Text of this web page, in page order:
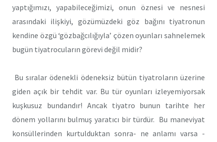
yaptığımızı, yapabileceğimizi, onun öznesi ve nesnesi
arasındaki ilişkiyi, gözümüzdeki göz bağını tiyatronun
kendine özgü ‘gözbağcılığıyla’ çözen oyunları sahnelemek
bugün tiyatrocuların görevi değil midir?
Bu sıralar ödenekli ödeneksiz bütün tiyatroların üzerine
giden açık bir tehdit var. Bu tür oyunları izleyemiyorsak
kuşkusuz bundandır! Ancak tiyatro bunun tarihte her
dönem yollarını bulmuş yaratıcı bir türdür. Bu maneviyat
konsüllerinden kurtulduktan sonra- ne anlamı varsa -